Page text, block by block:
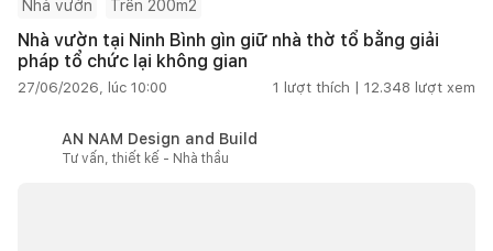
Nhà vườn Trên 200m2
Nhà vườn tại Ninh Bình gìn giữ nhà thờ tổ bằng giải
pháp tổ chức lại không gian
27/06/2026, lúc 10:00 1 lượt thích | 12.348 lượt xem
AN NAM Design and Build
Tư vấn, thiết kế - Nhà thầu